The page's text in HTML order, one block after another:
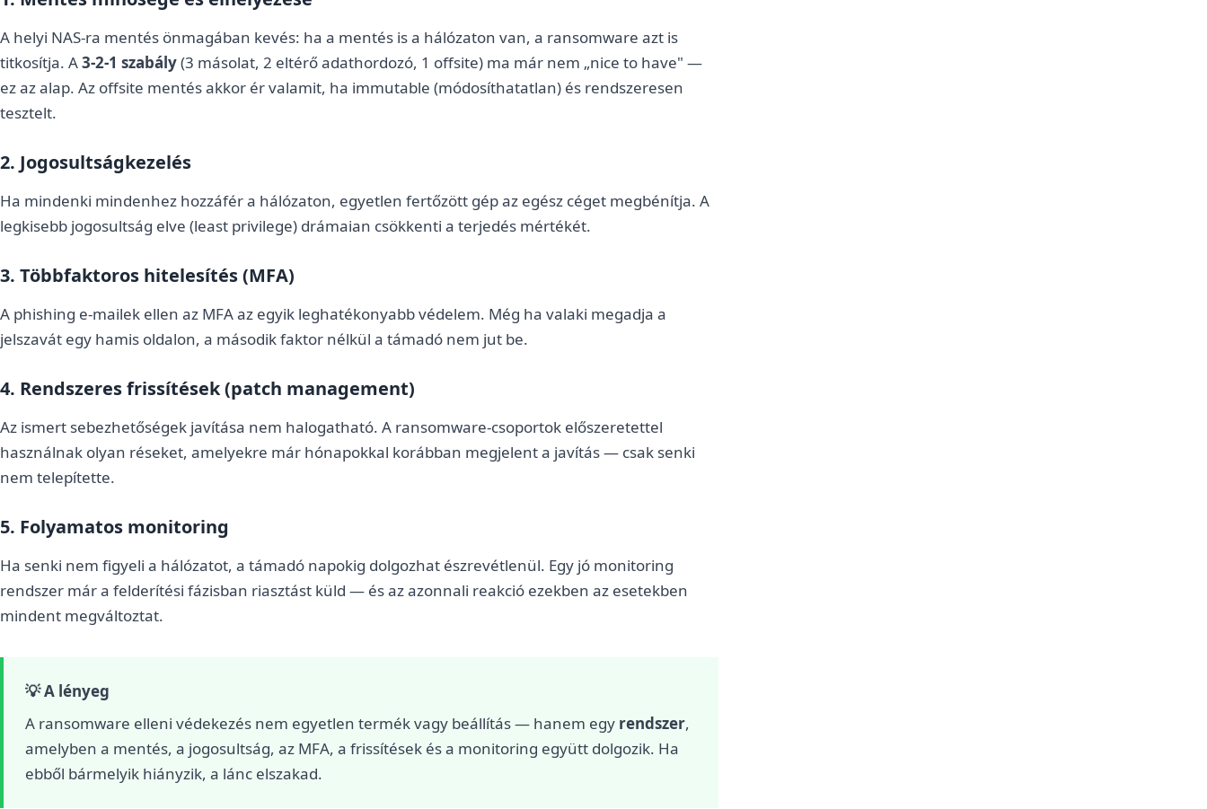
A helyi NAS-ra mentés önmagában kevés: ha a mentés is a hálózaton van, a ransomware azt is
titkosítja. A3-2-1 szabály(3 másolat, 2 eltérő adathordozó, 1 offsite) ma már nem „nice to have" —
ez az alap. Az offsite mentés akkor ér valamit, ha immutable (módosíthatatlan) és rendszeresen
tesztelt.
2. Jogosultságkezelés
Ha mindenki mindenhez hozzáfér a hálózaton, egyetlen fertőzött gép az egész céget megbénítja. A
legkisebb jogosultság elve (least privilege) drámaian csökkenti a terjedés mértékét.
3. Többfaktoros hitelesítés (MFA)
A phishing e-mailek ellen az MFA az egyik leghatékonyabb védelem. Még ha valaki megadja a
jelszavát egy hamis oldalon, a második faktor nélkül a támadó nem jut be.
4. Rendszeres frissítések (patch management)
Az ismert sebezhetőségek javítása nem halogatható. A ransomware-csoportok előszeretettel
használnak olyan réseket, amelyekre már hónapokkal korábban megjelent a javítás — csak senki
nem telepítette.
5. Folyamatos monitoring
Ha senki nem figyeli a hálózatot, a támadó napokig dolgozhat észrevétlenül. Egy jó monitoring
rendszer már a felderítési fázisban riasztást küld — és az azonnali reakció ezekben az esetekben
mindent megváltoztat.
💡 A lényeg
A ransomware elleni védekezés nem egyetlen termék vagy beállítás — hanem egy rendszer,
amelyben a mentés, a jogosultság, az MFA, a frissítések és a monitoring együtt dolgozik. Ha
ebből bármelyik hiányzik, a lánc elszakad.